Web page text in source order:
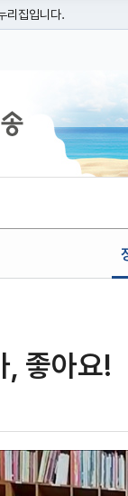
리집입니다.
를 사용하고 있다면 아
, 좋아요!